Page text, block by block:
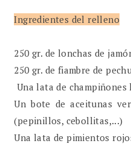
Ingredientes del relleno
250 gr. de lonchas de
250 gr. de fiambre de
Una lata de champiñones
Un bote de aceitunas
(pepinillos, cebollitas,...)
Una lata de pimientos